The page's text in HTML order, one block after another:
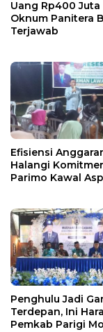
Uang Rp400 Juta
Oknum Panitera
Terjawab
Efisiensi
Halangi
Parimo Kawal
Penghulu Jadi
Terdepan, Ini
Pemkab Parigi